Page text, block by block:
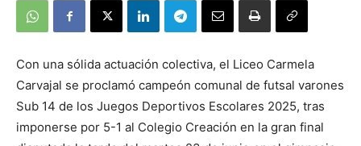
Con una sólida actuación colectiva, el Liceo Carmela
Carvajal se proclamó campeón comunal de futsal varones
Sub 14 de los Juegos Deportivos Escolares 2025, tras
imponerse por 5-1 al Colegio Creación en la gran final